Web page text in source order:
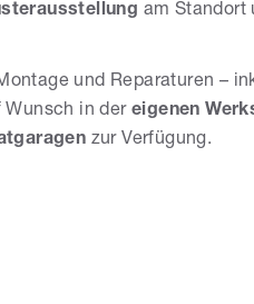
am Standort
und Reparaturen –
Wunsch in dereigenen
zur Verfügung.